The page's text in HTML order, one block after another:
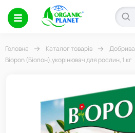
Головна Каталог товарів
Добрива
Biopon (Біопон),укорінювач для рослин, 1 кг